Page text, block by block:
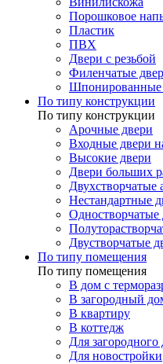
Порошковое
Пластик
ПВХ
Двери с резьбой
Филенчатые
Шпонированные
По типу конструкции
По типу конструкции
Арочные двери
Входные двери
Высокие двери
Двери больших
Двухстворчатые
Нестандартные
Одностворчатые
Двустворчатые
По типу помещения
По типу помещения
В дом с
В загородный
В квартиру
В коттедж
Для загородного
Для новостройки